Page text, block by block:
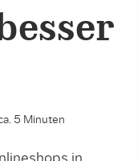
5 Minuten